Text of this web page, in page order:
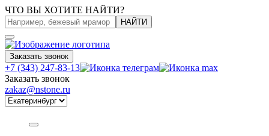
ЧТО ВЫ ХОТИТЕ НАЙТИ?
НАЙТИ
Заказать звонок
+7 (343) 247-83-13
Заказать звонок
zakaz@nstone.ru